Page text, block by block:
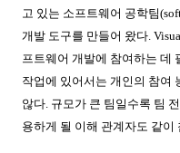
고 있는 소프트웨어 공학팀
개발 도구를 만들어 왔다.
프트웨어 개발에 참여하는 데
작업에 있어서는 개인의 참여
않다. 규모가 큰 팀일수록 팀
용하게 될 이해 관계자도 같